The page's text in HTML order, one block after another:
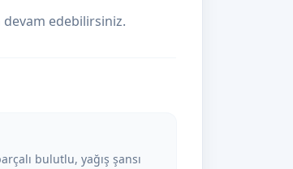
edebilirsiniz.
bulutlu, yağış şansı